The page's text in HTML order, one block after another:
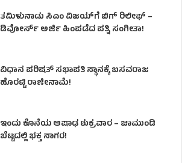
ತಮಿಳುನಾಡು ಸಿಎಂ ವಿಜಯ್‌ಗೆ ಬಿಗ್ ರಿಲೀಫ್ –
ಡಿವೋರ್ಸ್ ಅರ್ಜಿ ಹಿಂಪಡೆದ ಪತ್ನಿ ಸಂಗೀತಾ!
ವಿಧಾನ ಪರಿಷತ್ ಸಭಾಪತಿ ಸ್ಥಾನಕ್ಕೆ ಬಸವರಾಜ
ಹೊರಟ್ಟಿ ರಾಜೀನಾಮೆ!
ಇಂದು ಕೊನೆಯ ಆಷಾಢ ಶುಕ್ರವಾರ – ಚಾಮುಂಡಿ
ಬೆಟ್ಟದಲ್ಲಿ ಭಕ್ತ ಸಾಗರ!